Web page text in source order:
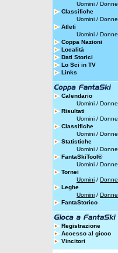
Uomini / Donne
Classifiche
Uomini / Donne
Atleti
Uomini / Donne
Coppa Nazioni
Località
Dati Storici
Lo Sci in TV
Links
Calendario
Uomini / Donne
Risultati
Uomini / Donne
Classifiche
Uomini / Donne
Statistiche
Uomini / Donne
FantaSkiTool®
Uomini / Donne
Tornei
Uomini / Donne
Leghe
Uomini / Donne
FantaStorico
Registrazione
Accesso al gioco
Vincitori